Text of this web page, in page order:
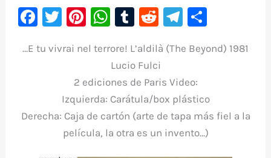
F
c
o
T
it
te
r
Pi
er
e
st
W
at
s
A
p
p
T
m
bl
r
R
d
di
t
Te
gr
a
m
m
ar
ti
r
…E tu vivrai nel terrore! L’aldilà (The Beyond) 1981
Lucio Fulci
2 ediciones de Paris Video:
Izquierda: Carátula/box plástico
Derecha: Caja de cartón (arte de tapa más fiel a la
película, la otra es un invento…)